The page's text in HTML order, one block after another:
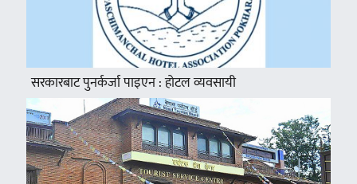
सरकारबाट पुनर्कर्जा पाइएन : होटल व्यवसायी